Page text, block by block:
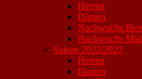
Herren
Damen
Nachwuchs
Nachwuchs
Saison 2022/2023
Herren
Damen